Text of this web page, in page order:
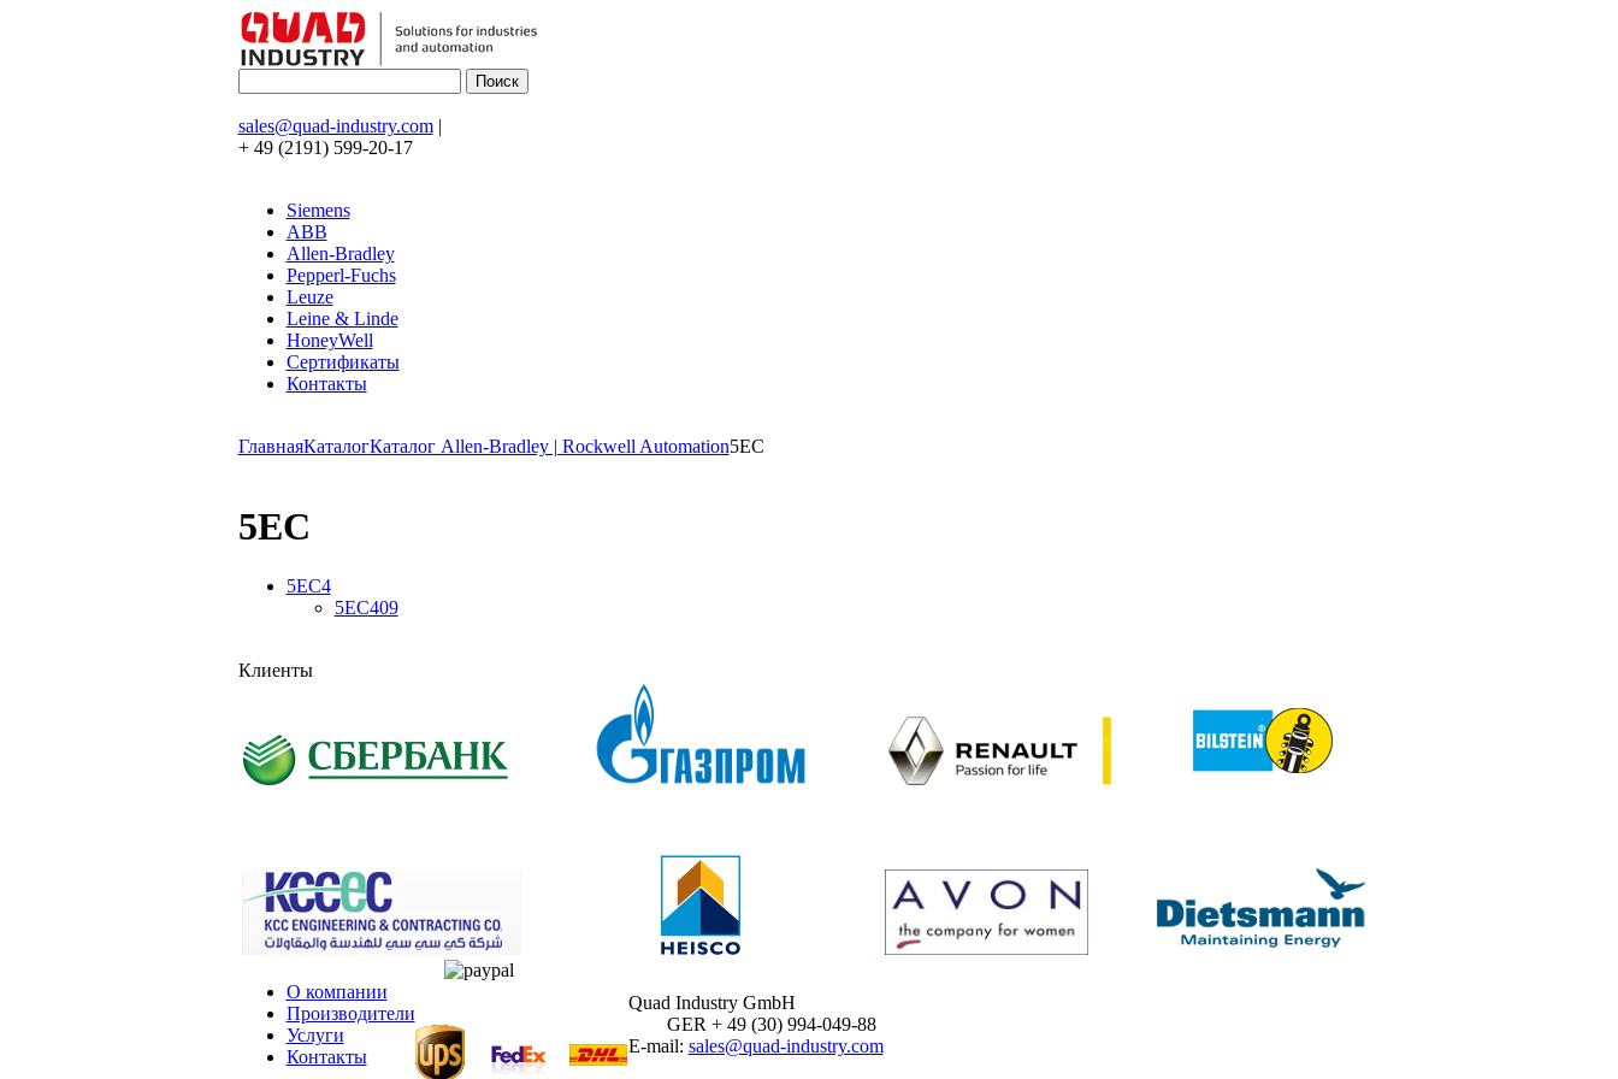
sales@quad-industry.com|
+ 49 (2191) 599-20-17
Siemens
ABB
Allen-Bradley
Pepperl-Fuchs
Leuze
Leine & Linde
HoneyWell
Сертификаты
Контакты
ГлавнаяКаталогКаталог Allen-Bradley | Rockwell Automation5EC
5EC
5EC4
5EC409
Клиенты
О компании
Производители
Услуги
Контакты
Quad Industry GmbH
GER + 49 (30) 994-049-88
E-mail: sales@quad-industry.com